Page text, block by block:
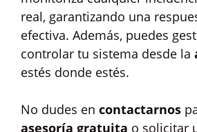
real, garantizando una
efectiva. Además, puedes
controlar tu sistema desde la
estés donde estés.
No dudes en contactarnos
asesoría gratuita o solicitar